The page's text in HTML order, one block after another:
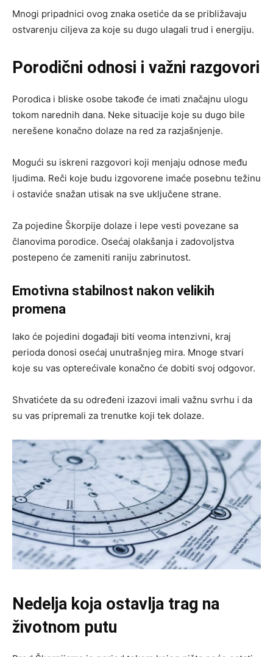
Mnogi pripadnici ovog znaka osetiće da se približavaju
ostvarenju ciljeva za koje su dugo ulagali trud i energiju.
Porodični odnosi i važni razgovori
Porodica i bliske osobe takođe će imati značajnu ulogu
tokom narednih dana. Neke situacije koje su dugo bile
nerešene konačno dolaze na red za razjašnjenje.
Mogući su iskreni razgovori koji menjaju odnose među
ljudima. Reči koje budu izgovorene imaće posebnu težinu
i ostaviće snažan utisak na sve uključene strane.
Za pojedine Škorpije dolaze i lepe vesti povezane sa
članovima porodice. Osećaj olakšanja i zadovoljstva
postepeno će zameniti raniju zabrinutost.
Emotivna stabilnost nakon velikih
promena
Iako će pojedini događaji biti veoma intenzivni, kraj
perioda donosi osećaj unutrašnjeg mira. Mnoge stvari
koje su vas opterećivale konačno će dobiti svoj odgovor.
Shvatićete da su određeni izazovi imali važnu svrhu i da
su vas pripremali za trenutke koji tek dolaze.
Nedelja koja ostavlja trag na
životnom putu